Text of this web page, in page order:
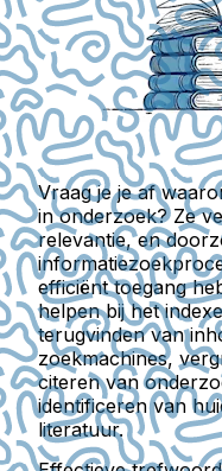
Vraag je je af
in onderzoek? Ze
relevantie, en
efficiënt toegang
helpen bij het
terugvinden van
zoekmachines,
citeren van
identificeren van
literatuur.